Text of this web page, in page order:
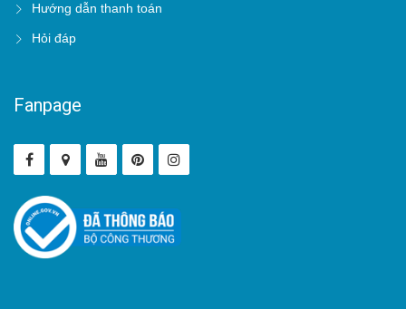
Hướng dẫn thanh toán
Hỏi đáp
Fanpage